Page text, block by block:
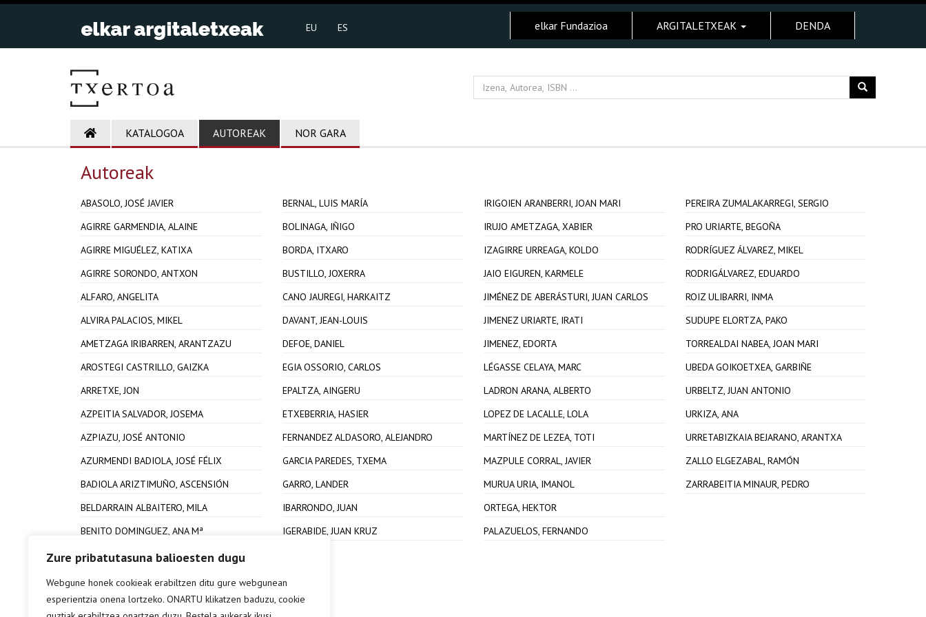
Zure pribatutasuna balioesten dugu
Webgune honek cookieak erabiltzen ditu gure webgunean
esperientzia onena lortzeko. ONARTU klikatzen baduzu, cookie
EU ES elkar Fundazioa ARGITALETXEAK DENDA
KATALOGOA AUTOREAK NOR GARA
Autoreak
ABASOLO, JOSÉ JAVIER
AGIRRE GARMENDIA, ALAINE
AGIRRE MIGUÉLEZ, KATIXA
AGIRRE SORONDO, ANTXON
ALFARO, ANGELITA
ALVIRA PALACIOS, MIKEL
AMETZAGA IRIBARREN, ARANTZAZU
AROSTEGI CASTRILLO, GAIZKA
ARRETXE, JON
AZPEITIA SALVADOR, JOSEMA
AZPIAZU, JOSÉ ANTONIO
AZURMENDI BADIOLA, JOSÉ FÉLIX
BADIOLA ARIZTIMUÑO, ASCENSIÓN
BELDARRAIN ALBAITERO, MILA
BENITO DOMINGUEZ, ANA Mª
BERNAL, LUIS MARÍA
BOLINAGA, IÑIGO
BORDA, ITXARO
BUSTILLO, JOXERRA
CANO JAUREGI, HARKAITZ
DAVANT, JEAN-LOUIS
DEFOE, DANIEL
EGIA OSSORIO, CARLOS
EPALTZA, AINGERU
ETXEBERRIA, HASIER
FERNANDEZ ALDASORO, ALEJANDRO
GARCIA PAREDES, TXEMA
GARRO, LANDER
IBARRONDO, JUAN
IGERABIDE, JUAN KRUZ
IRIGOIEN ARANBERRI, JOAN MARI
IRUJO AMETZAGA, XABIER
IZAGIRRE URREAGA, KOLDO
JAIO EIGUREN, KARMELE
JIMÉNEZ DE ABERÁSTURI, JUAN CARLOS
JIMENEZ URIARTE, IRATI
JIMENEZ, EDORTA
LÉGASSE CELAYA, MARC
LADRON ARANA, ALBERTO
LOPEZ DE LACALLE, LOLA
MARTÍNEZ DE LEZEA, TOTI
MAZPULE CORRAL, JAVIER
MURUA URIA, IMANOL
ORTEGA, HEKTOR
PALAZUELOS, FERNANDO
PEREIRA ZUMALAKARREGI, SERGIO
PRO URIARTE, BEGOÑA
RODRÍGUEZ ÁLVAREZ, MIKEL
RODRIGÁLVAREZ, EDUARDO
ROIZ ULIBARRI, INMA
SUDUPE ELORTZA, PAKO
TORREALDAI NABEA, JOAN MARI
UBEDA GOIKOETXEA, GARBIÑE
URBELTZ, JUAN ANTONIO
URKIZA, ANA
URRETABIZKAIA BEJARANO, ARANTXA
ZALLO ELGEZABAL, RAMÓN
ZARRABEITIA MINAUR, PEDRO